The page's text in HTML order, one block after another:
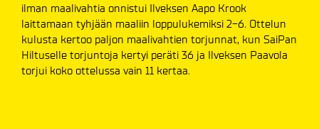
ilman maalivahtia onnistui Ilveksen Aapo Krook
laittamaan tyhjään maaliin loppulukemiksi 2-6. Ottelun
kulusta kertoo paljon maalivahtien torjunnat, kun SaiPan
Hiltuselle torjuntoja kertyi peräti 36 ja Ilveksen Paavola
torjui koko ottelussa vain 11 kertaa.